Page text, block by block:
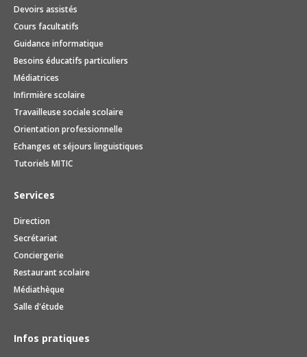
Devoirs assistés
Cours facultatifs
Guidance informatique
Besoins éducatifs particuliers
Médiatrices
Infirmière scolaire
Travailleuse sociale scolaire
Orientation professionnelle
Echanges et séjours linguistiques
Tutoriels MITIC
Services
Direction
Secrétariat
Conciergerie
Restaurant scolaire
Médiathèque
Salle d'étude
Infos pratiques